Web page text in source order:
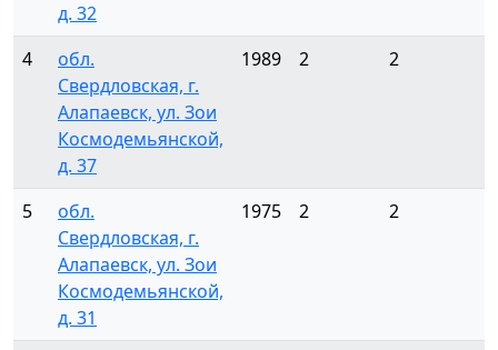
д. 32
4
обл.
Свердловская, г.
Алапаевск, ул. Зои
Космодемьянской,
д. 37
1989 2 2
5
обл.
Свердловская, г.
Алапаевск, ул. Зои
Космодемьянской,
д. 31
1975 2 2